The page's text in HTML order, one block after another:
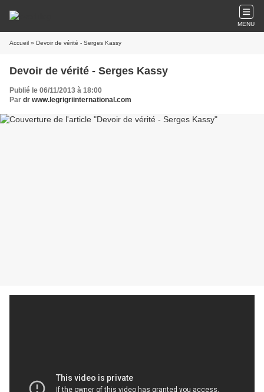
MENU
Accueil » Devoir de vérité - Serges Kassy
Devoir de vérité - Serges Kassy
Publié le 06/11/2013 à 18:00
Par dr www.legrigriinternational.com